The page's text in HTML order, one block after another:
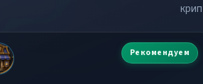
Рекомендуем